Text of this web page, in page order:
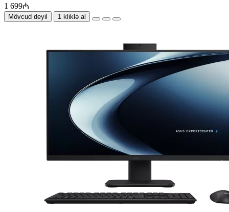
1 699₼
Mövcud deyil 1 kliklə al